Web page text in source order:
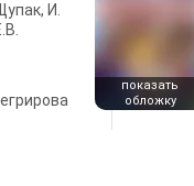
И.
показать
обложку